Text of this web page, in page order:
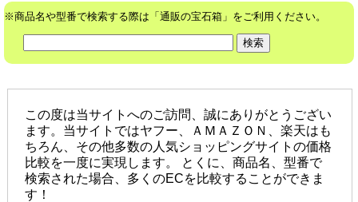
※商品名や型番で検索する際は「通販の宝石箱」をご利用ください。
この度は当サイトへのご訪問、誠にありがとうござい
ます。当サイトではヤフー、ＡＭＡＺＯＮ、楽天はも
ちろん、その他多数の人気ショッピングサイトの価格
比較を一度に実現します。 とくに、商品名、型番で
検索された場合、多くのECを比較することができま
す！